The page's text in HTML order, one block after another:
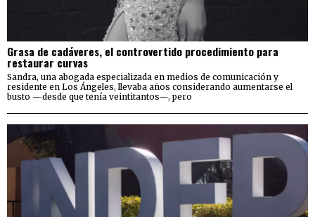
Grasa de cadáveres, el controvertido procedimiento para
restaurar curvas
Sandra, una abogada especializada en medios de comunicación y
residente en Los Ángeles, llevaba años considerando aumentarse el
busto —desde que tenía veintitantos—, pero